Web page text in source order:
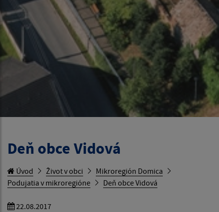
Deň obce Vidová
Úvod Život v obci
Mikroregión Domica
Podujatia v mikroregióne
Deň obce Vidová
22.08.2017